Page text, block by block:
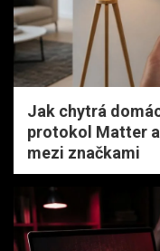
Jak chytrá
protokol Matter
mezi značkami